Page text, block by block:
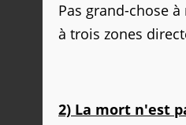
Pas grand-chose
à trois zones
2) La mort n'est